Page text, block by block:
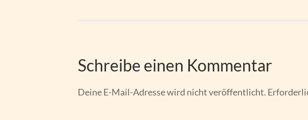
Schreibe einen Kommentar
Deine E-Mail-Adresse wird nicht veröffentlicht.